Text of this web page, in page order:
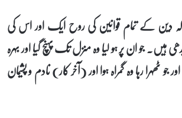
کہ دین کے تمام قوانین کی روح ایک اور اس کی
ہیں۔ جو ان پر ہو لیا وہ منزل تک پہنچ گیا اور بہرہ
جو ٹھہرا رہا وہ گمراہ ہوا اور (آخر کار) نادم و پشیمان